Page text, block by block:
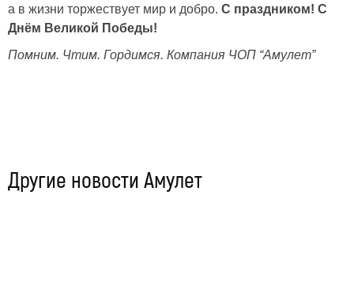
а в жизни торжествует мир и добро. С праздником! С
Днём Великой Победы!
Помним. Чтим. Гордимся. Компания ЧОП “Амулет”
Другие новости Амулет